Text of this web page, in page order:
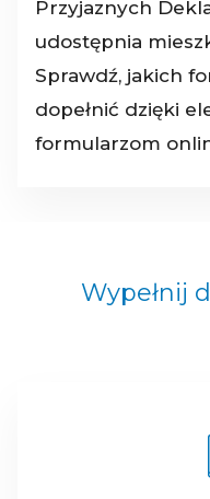
Przyjaznych
udostępnia
Sprawdź, jakich
dopełnić dzięki
formularzom
Wypełnij